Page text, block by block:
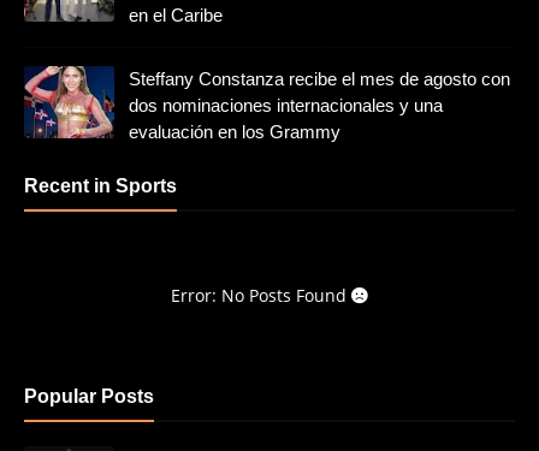
en el Caribe
Steffany Constanza recibe el mes de agosto con
dos nominaciones internacionales y una
evaluación en los Grammy
Recent in Sports
Error: No Posts Found
Popular Posts